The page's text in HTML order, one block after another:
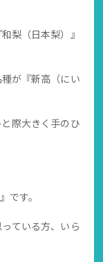
梨（日本梨）』
が『新高（にい
際大きく手のひ
です。
ている方、いら